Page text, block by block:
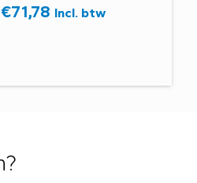
€71,78 Incl. btw